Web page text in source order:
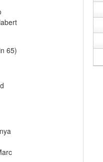
65)